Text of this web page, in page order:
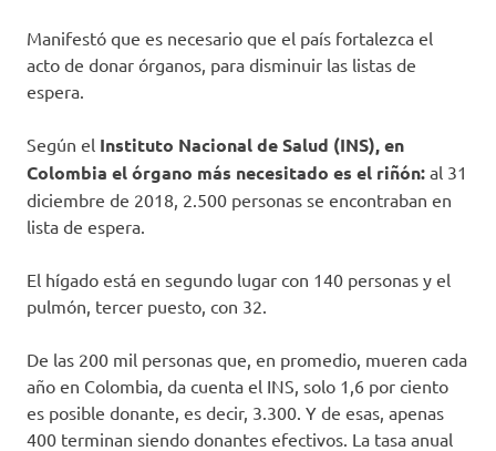
Manifestó que es necesario que el país fortalezca el
acto de donar órganos, para disminuir las listas de
espera.
Según el Instituto Nacional de Salud (INS), en
Colombia el órgano más necesitado es el riñón: al 31
diciembre de 2018, 2.500 personas se encontraban en
lista de espera.
El hígado está en segundo lugar con 140 personas y el
pulmón, tercer puesto, con 32.
De las 200 mil personas que, en promedio, mueren cada
año en Colombia, da cuenta el INS, solo 1,6 por ciento
es posible donante, es decir, 3.300. Y de esas, apenas
400 terminan siendo donantes efectivos. La tasa anual